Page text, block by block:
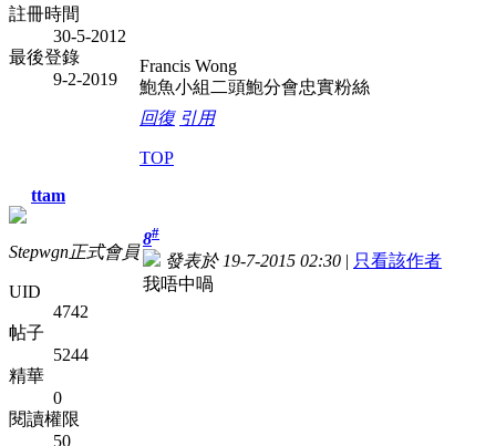
註冊時間
30-5-2012
最後登錄
9-2-2019
Francis Wong
鮑魚小組二頭鮑分會忠實粉絲
回復 引用
TOP
ttam
Stepwgn正式會員
UID
4742
帖子
5244
精華
0
閱讀權限
50
8#
發表於 19-7-2015 02:30 | 只看該作者
我唔中喎